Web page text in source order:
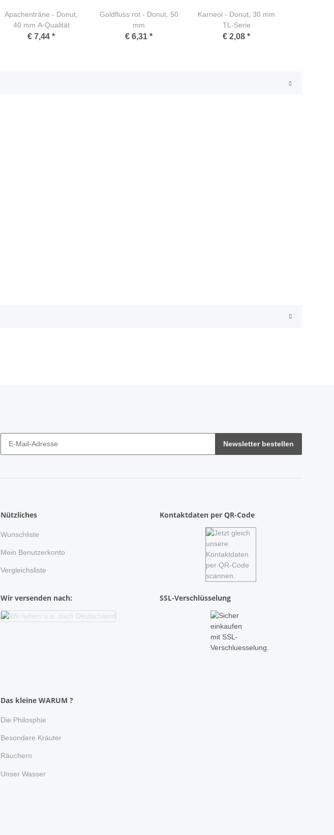
Apachenträne - Donut,
40 mm A-Qualität
€ 7,44 *
Goldfluss rot - Donut, 50
mm
€ 6,31 *
Karneol - Donut, 30 mm
TL-Serie
€ 2,08 *
Newsletter bestellen
Nützliches
Wunschliste
Mein Benutzerkonto
Vergleichsliste
Kontaktdaten per QR-Code
Wir versenden nach: SSL-Verschlüsselung
Das kleine WARUM ?
Die Philosphie
Besondere Kräuter
Räuchern
Unser Wasser